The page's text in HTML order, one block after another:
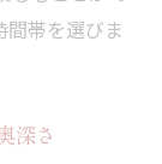
間帯を選びま
深さ